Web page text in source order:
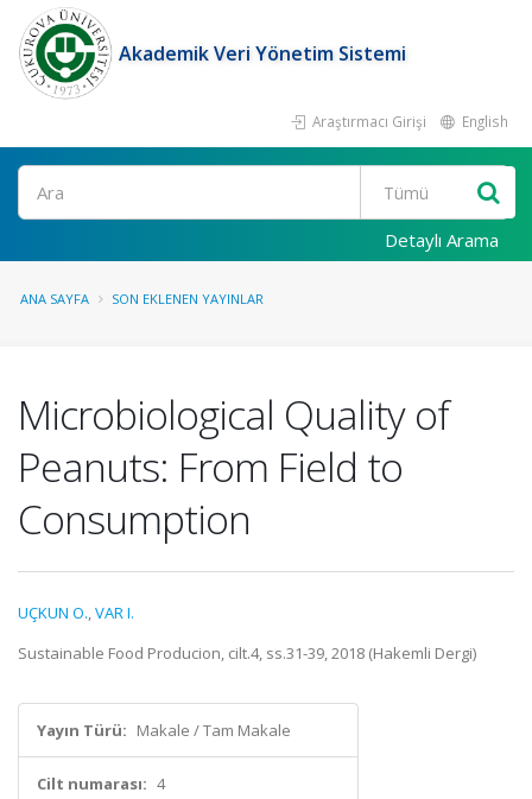
Akademik Veri Yönetim Sistemi
Araştırmacı Girişi English
Ara
Detaylı Arama
ANA SAYFA SON EKLENEN YAYINLAR
Microbiological Quality of
Peanuts: From Field to
Consumption
UÇKUN O.,VAR I.
Sustainable Food Producion, cilt.4, ss.31-39, 2018 (Hakemli Dergi)
Yayın Türü: Makale / Tam Makale
Cilt numarası: 4